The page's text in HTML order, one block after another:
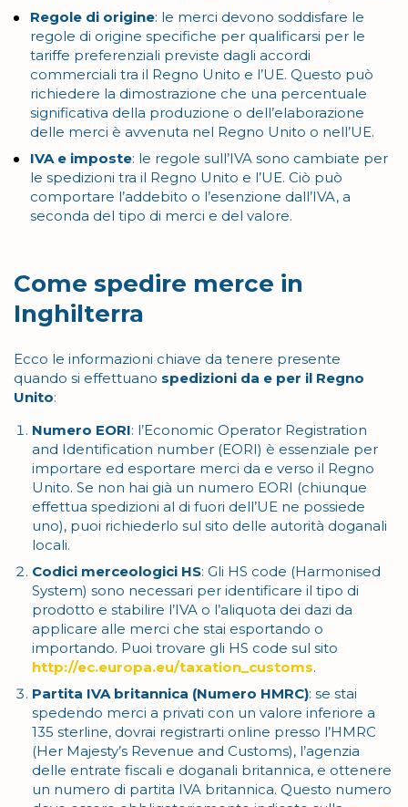
Regole di origine: le merci devono soddisfare le
regole di origine specifiche per qualificarsi per le
tariffe preferenziali previste dagli accordi
commerciali tra il Regno Unito e l’UE. Questo può
richiedere la dimostrazione che una percentuale
significativa della produzione o dell’elaborazione
delle merci è avvenuta nel Regno Unito o nell’UE.
IVA e imposte: le regole sull’IVA sono cambiate per
le spedizioni tra il Regno Unito e l’UE. Ciò può
comportare l’addebito o l’esenzione dall’IVA, a
seconda del tipo di merci e del valore.
Come spedire merce in
Inghilterra
Ecco le informazioni chiave da tenere presente
quando si effettuano spedizioni da e per il Regno
Unito:
Numero EORI: l’Economic Operator Registration
and Identification number (EORI) è essenziale per
importare ed esportare merci da e verso il Regno
Unito. Se non hai già un numero EORI (chiunque
effettua spedizioni al di fuori dell’UE ne possiede
uno), puoi richiederlo sul sito delle autorità doganali
locali.
Codici merceologici HS: Gli HS code (Harmonised
System) sono necessari per identificare il tipo di
prodotto e stabilire l’IVA o l’aliquota dei dazi da
applicare alle merci che stai esportando o
importando. Puoi trovare gli HS code sul sito
http://ec.europa.eu/taxation_customs.
Partita IVA britannica (Numero HMRC): se stai
spedendo merci a privati con un valore inferiore a
135 sterline, dovrai registrarti online presso l’HMRC
(Her Majesty’s Revenue and Customs), l’agenzia
delle entrate fiscali e doganali britannica, e ottenere
un numero di partita IVA britannica. Questo numero